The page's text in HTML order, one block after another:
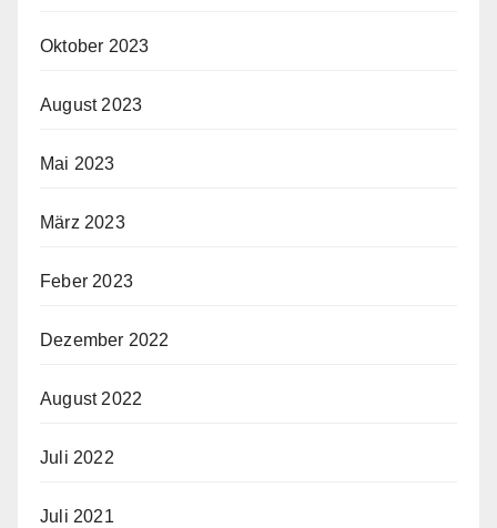
Oktober 2023
August 2023
Mai 2023
März 2023
Feber 2023
Dezember 2022
August 2022
Juli 2022
Juli 2021